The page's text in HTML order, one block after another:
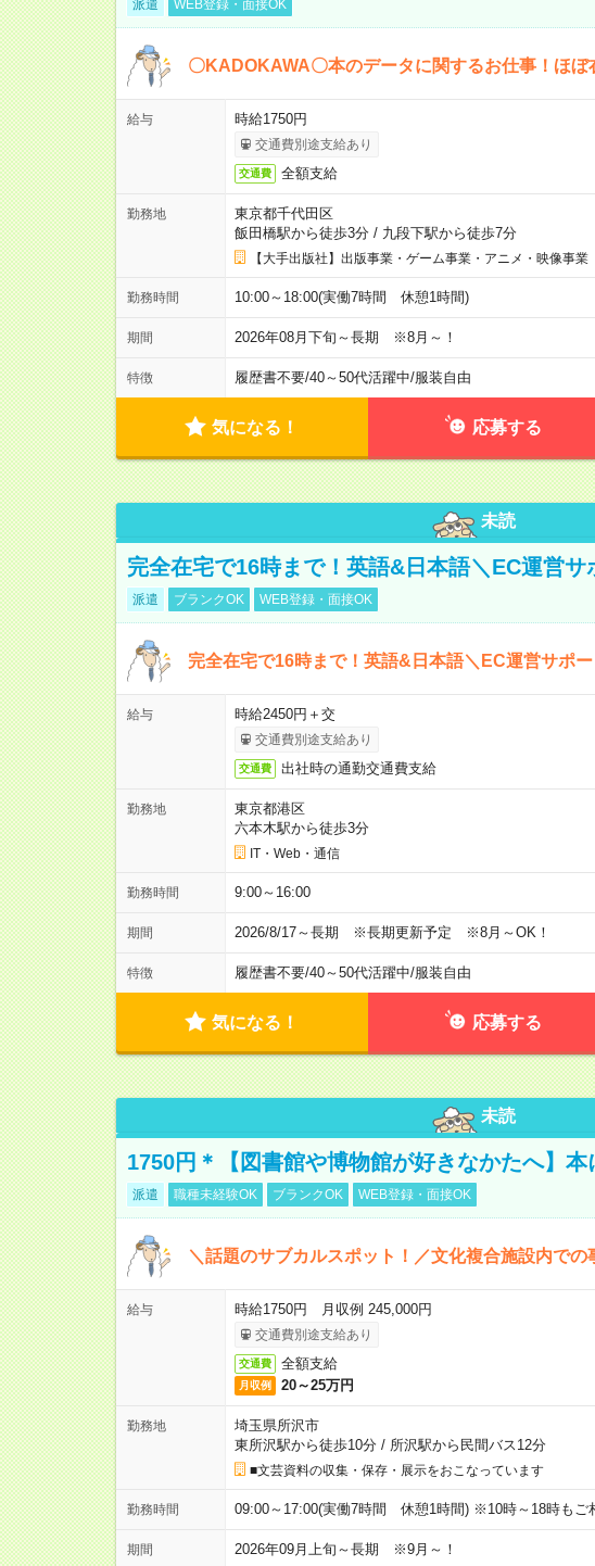
派遣 WEB登録・面接OK
〇KADOKAWA〇本のデータに関するお仕事！ほぼ
給与 時給1750円
交通費別途支給あり
交通費 全額支給
勤務地
東京都千代田区
飯田橋駅から徒歩3分/ 九段下駅から徒歩7分
【大手出版社】出版事業・ゲーム事業・アニメ・映像事業
勤務時間 10:00～18:00(実働7時間 休憩1時間)
期間 2026年08月下旬～長期 ※8月～！
特徴 履歴書不要/40～50代活躍中/服装自由
気になる！ 応募する
未読
完全在宅で16時まで！英語&日本語＼EC運営サ
派遣 ブランクOK WEB登録・面接OK
完全在宅で16時まで！英語&日本語＼EC運営サポ
給与 時給2450円＋交
交通費別途支給あり
交通費 出社時の通勤交通費支給
勤務地
東京都港区
六本木駅から徒歩3分
IT・Web・通信
勤務時間 9:00～16:00
期間 2026/8/17～長期 ※長期更新予定 ※8月～OK！
特徴 履歴書不要/40～50代活躍中/服装自由
気になる！ 応募する
未読
1750円＊【図書館や博物館が好きなかたへ】
派遣 職種未経験OK ブランクOK WEB登録・面接OK
＼話題のサブカルスポット！／文化複合施設内での
給与 時給1750円 月収例 245,000円
交通費別途支給あり
交通費 全額支給
月収例 20～25万円
勤務地
埼玉県所沢市
東所沢駅から徒歩10分/ 所沢駅から民間バス12分
■文芸資料の収集・保存・展示をおこなっています
勤務時間 09:00～17:00(実働7時間 休憩1時間) ※10時～18時もご
期間 2026年09月上旬～長期 ※9月～！